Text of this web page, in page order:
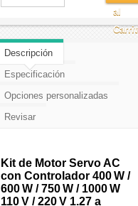
al
Descripción
Especificación
Opciones personalizadas
Revisar
Kit de Motor Servo AC
con Controlador 400 W /
600 W / 750 W / 1000 W
110 V / 220 V 1.27 a